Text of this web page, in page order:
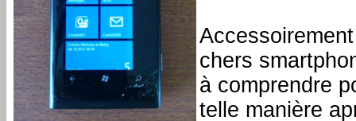
chers
à comprendre
telle manière